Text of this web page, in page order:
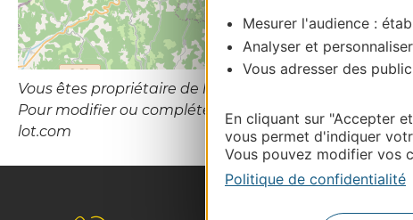
Mesurer l'audience :
Analyser et
Vous adresser des
En cliquant sur "Accepter
vous permet d'indiquer
Vous pouvez modifier vos
Politique de confidentialité
Vous êtes propriétaire de l’établissement ou le
Pour modifier ou compléter cette fiche, merci de
lot.com